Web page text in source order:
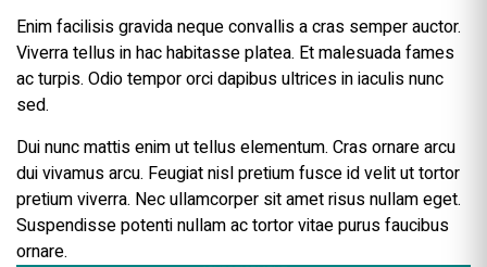
Enim facilisis gravida neque convallis a cras semper auctor.
Viverra tellus in hac habitasse platea. Et malesuada fames
ac turpis. Odio tempor orci dapibus ultrices in iaculis nunc
sed.
Dui nunc mattis enim ut tellus elementum. Cras ornare arcu
dui vivamus arcu. Feugiat nisl pretium fusce id velit ut tortor
pretium viverra. Nec ullamcorper sit amet risus nullam eget.
Suspendisse potenti nullam ac tortor vitae purus faucibus
ornare.